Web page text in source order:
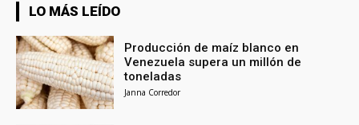
LO MÁS LEÍDO
Producción de maíz blanco en
Venezuela supera un millón de
toneladas
Janna Corredor